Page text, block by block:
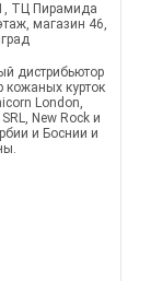
ТЦ Пирамида
магазин 46,
дистрибьютор
кожаных курток
London,
New Rock и
и Боснии и